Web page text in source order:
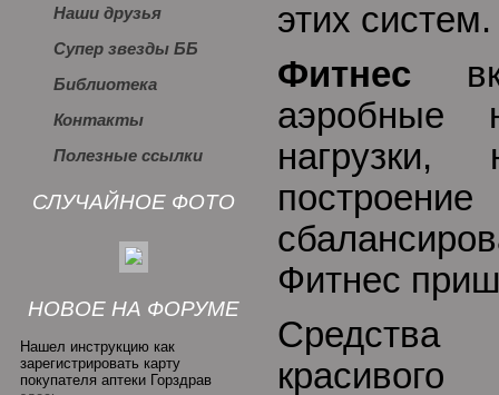
Наши друзья
Супер звезды ББ
Библиотека
Контакты
Полезные ссылки
СЛУЧАЙНОЕ ФОТО
НОВОЕ НА ФОРУМЕ
Нашел инструкцию как
зарегистрировать карту
покупателя аптеки Горздрав
этих систем.
Фитнес
аэробные
нагрузки,
Фитнес
Средства